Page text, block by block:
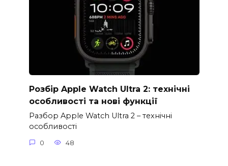
Розбір Apple Watch Ultra 2: технічні
особливості та нові функції
Разбор Apple Watch Ultra 2 – технічні
особливості
0 48